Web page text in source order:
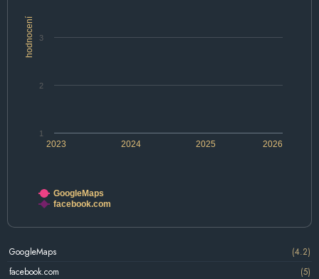
hodnocení
2024 2026
2023 2025
1
2
3
GoogleMaps
facebook.com
GoogleMaps
(4.2)
facebook.com
(5)